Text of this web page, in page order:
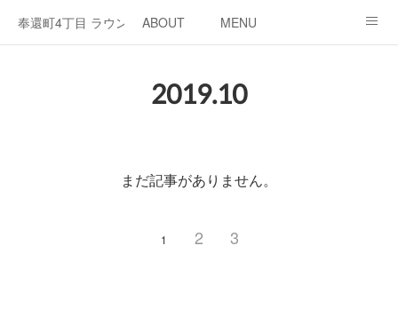
奉還町4丁目 ラウンジ・カド
ABOUT MENU
2019.10
まだ記事がありません。
1 2 3